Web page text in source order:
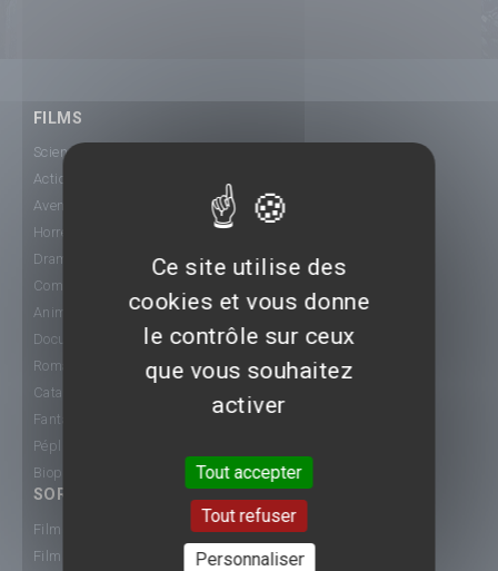
FILMS
Science-Fiction
Action
Aventure
Horreur
Drame
Comédie
Animation
Documentaire
Romance
Catastrophe
Fantastique
Péplum
Biopic
SORTIE CINÉ
Films 2015
Films 2016
Ce site utilise des
cookies et vous donne
le contrôle sur ceux
que vous souhaitez
activer
Tout accepter
Tout refuser
Personnaliser